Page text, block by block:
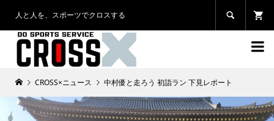
人と人を、スポーツでクロスする 

CROSS×ニュース 中村優と走ろう 初詣ラン 下見レポート